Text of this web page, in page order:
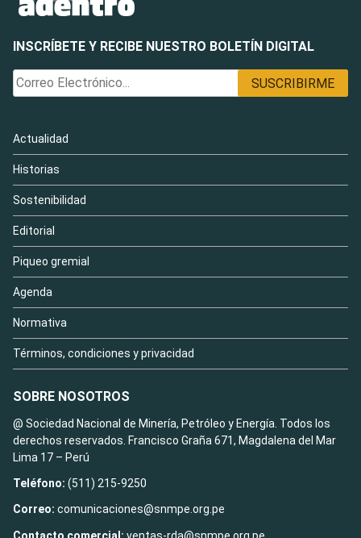
INSCRÍBETE Y RECIBE NUESTRO BOLETÍN DIGITAL
Actualidad
Historias
Sostenibilidad
Editorial
Piqueo gremial
Agenda
Normativa
Términos, condiciones y privacidad
SOBRE NOSOTROS
@ Sociedad Nacional de Minería, Petróleo y Energía. Todos los
derechos reservados. Francisco Graña 671, Magdalena del Mar
Lima 17 – Perú
Teléfono: (511) 215-9250
Correo: comunicaciones@snmpe.org.pe
Contacto comercial: ventas-rda@snmpe.org.pe